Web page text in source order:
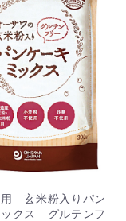
玄米粉入りパン
クス グルテンフ